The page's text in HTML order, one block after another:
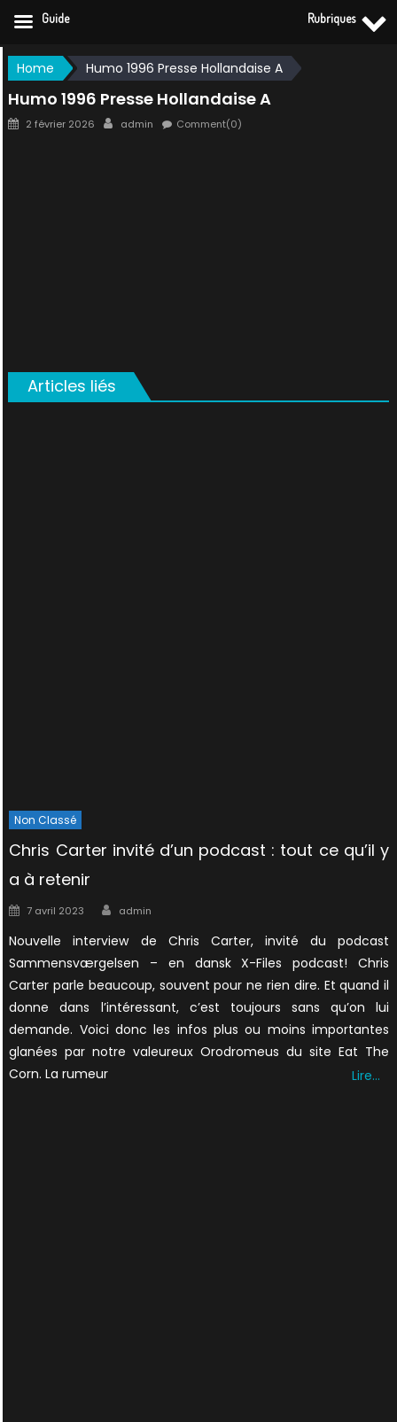
Skip
to
content
Home Humo 1996 Presse Hollandaise A
Humo 1996 Presse Hollandaise A
Posted
2 février 2026 Author
admin Comment(0)
Articles liés
Non Classé
Chris Carter invité d’un podcast : tout ce qu’il y
a à retenir
Posted
7 avril 2023 Author
admin
Nouvelle interview de Chris Carter, invité du podcast
Sammensværgelsen – en dansk X-Files podcast! Chris
Carter parle beaucoup, souvent pour ne rien dire. Et quand il
donne dans l’intéressant, c’est toujours sans qu’on lui
demande. Voici donc les infos plus ou moins importantes
glanées par notre valeureux Orodromeus du site Eat The
Corn. La rumeur
Lire…
Guide Rubriques